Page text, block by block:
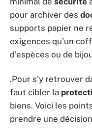
pour archiver des
supports papier ne
exigences qu’un
d’espèces ou de
.Pour s’y retrouver
faut cibler la
biens. Voici les
prendre une